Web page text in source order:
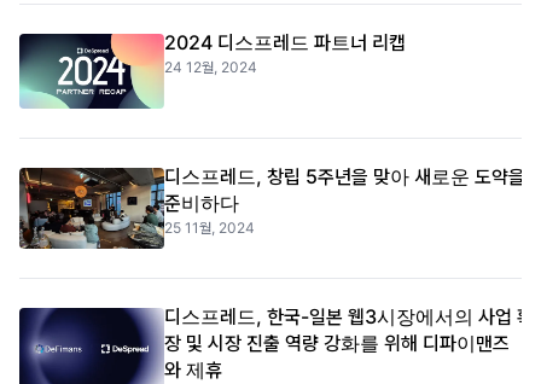
2024 디스프레드 파트너 리캡
24 12월, 2024
디스프레드, 창립 5주년을 맞아 새로운 도약을
준비하다
25 11월, 2024
디스프레드, 한국-일본 웹3시장에서의 사업 확
장 및 시장 진출 역량 강화를 위해 디파이맨즈
와 제휴